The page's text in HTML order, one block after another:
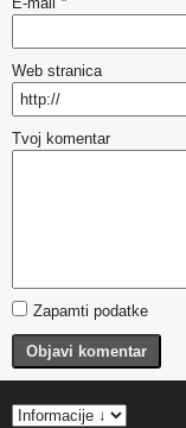
Web stranica
Tvoj komentar
Zapamti podatke
Objavi komentar